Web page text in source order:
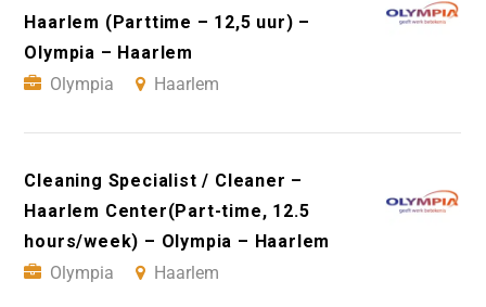
Haarlem (Parttime – 12,5 uur) –
Olympia – Haarlem
Olympia
Haarlem
Cleaning Specialist / Cleaner –
Haarlem Center(Part-time, 12.5
hours/week) – Olympia – Haarlem
Olympia
Haarlem